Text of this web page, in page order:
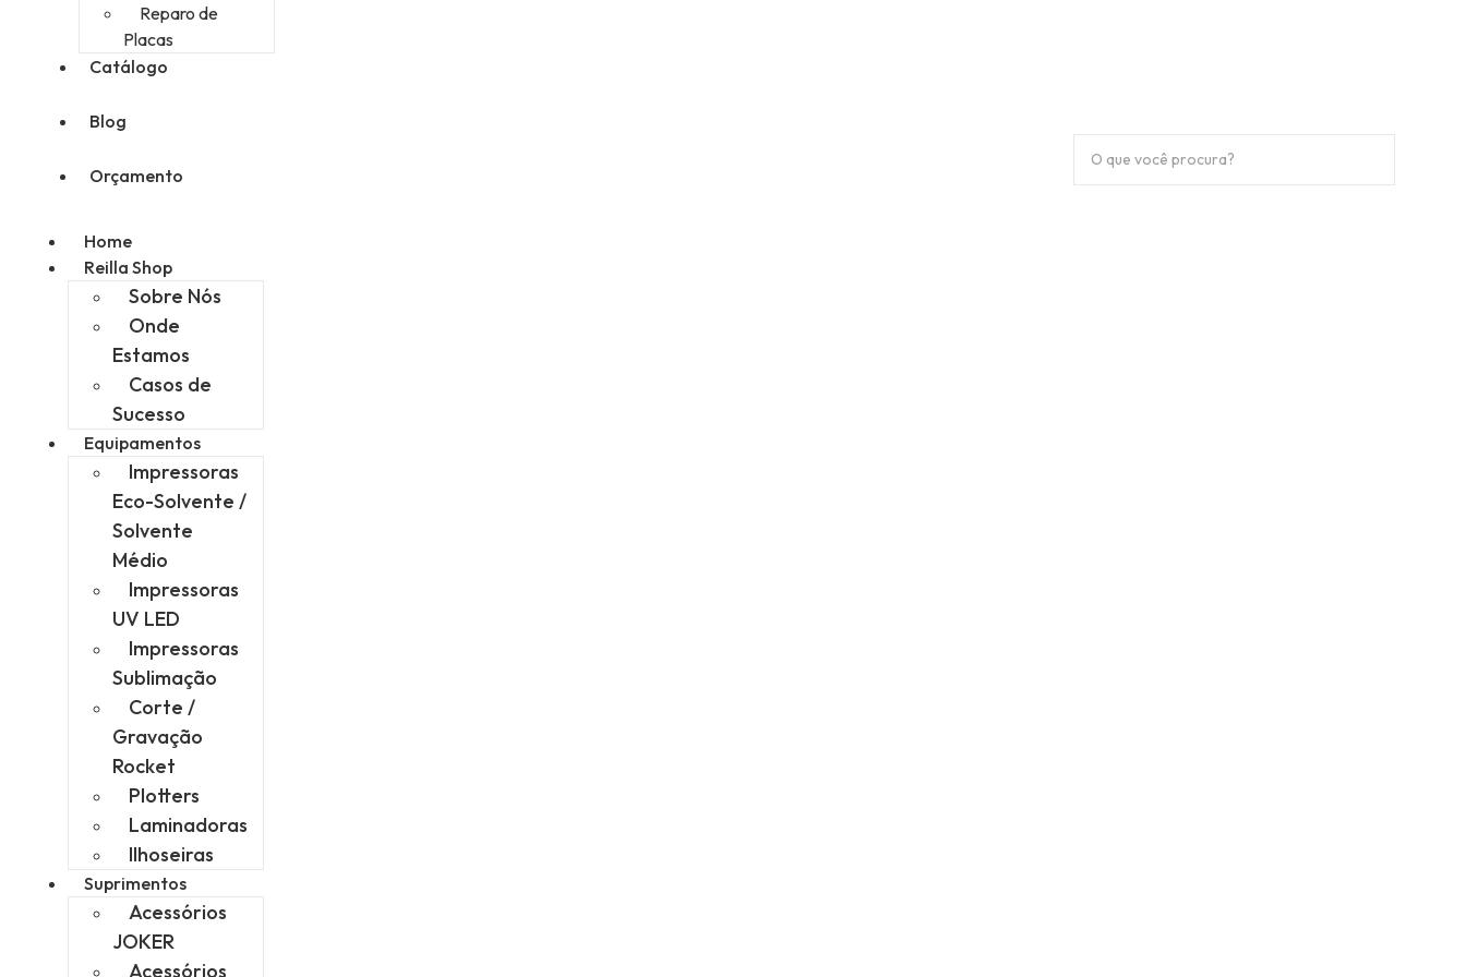
Reparo de
Placas
Catálogo
Blog
Orçamento
Home
Reilla Shop
Sobre Nós
Onde
Estamos
Casos de
Sucesso
Equipamentos
Impressoras
Eco-Solvente /
Solvente
Médio
Impressoras
UV LED
Impressoras
Sublimação
Corte /
Gravação
Rocket
Plotters
Laminadoras
Ilhoseiras
Suprimentos
Acessórios
JOKER
Acessórios